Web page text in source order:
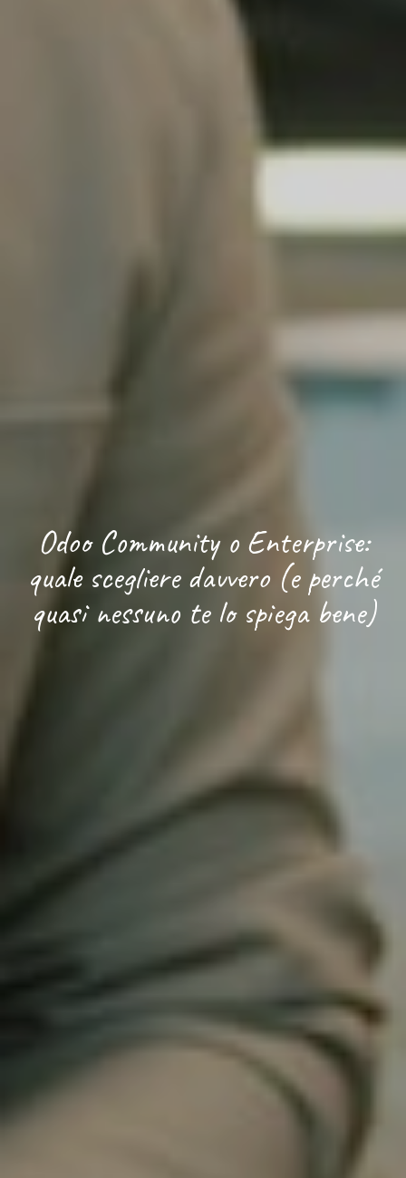
Odoo Community o Enterprise:
quale scegliere davvero (e perché
quasi nessuno te lo spiega bene)